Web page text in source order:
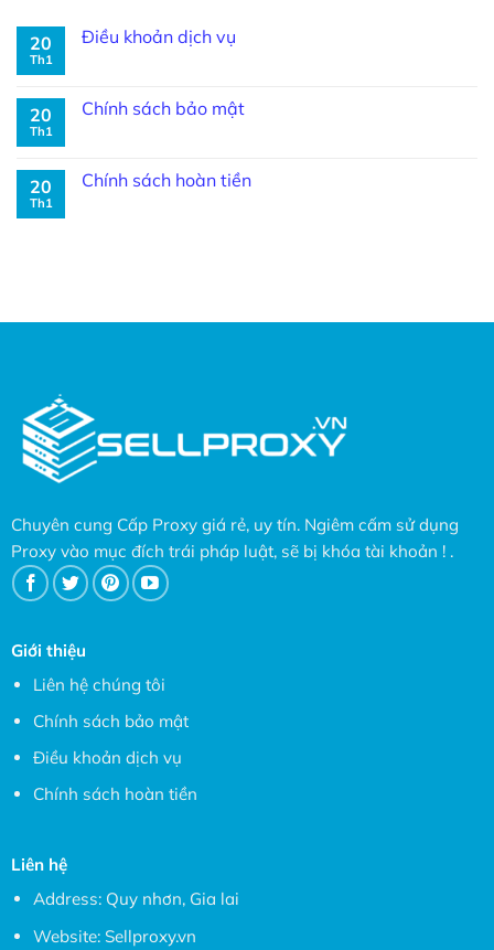
20
Th1
Điều khoản dịch vụ
20
Th1
Chính sách bảo mật
20
Th1
Chính sách hoàn tiền
Chuyên cung Cấp Proxy giá rẻ, uy tín. Ngiêm cấm sử dụng
Proxy vào mục đích trái pháp luật, sẽ bị khóa tài khoản ! .
Giới thiệu
Liên hệ chúng tôi
Chính sách bảo mật
Điều khoản dịch vụ
Chính sách hoàn tiền
Liên hệ
Address: Quy nhơn, Gia lai
Website: Sellproxy.vn